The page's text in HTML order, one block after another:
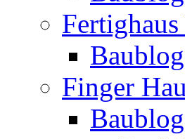
Fertighaus
Finger